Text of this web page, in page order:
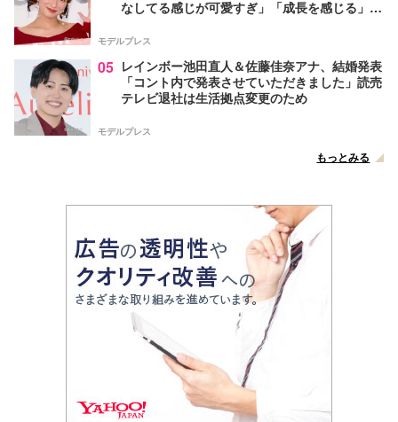
なしてる感じが可愛すぎ」「成長を感じる」の
モデルプレス
05 レインボー池田直人＆佐藤佳奈アナ、結婚発表
「コント内で発表させていただきました」読売
テレビ退社は生活拠点変更のため
モデルプレス
もっとみる